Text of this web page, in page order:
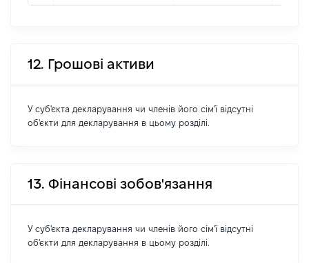
12. Грошові активи
У суб'єкта декларування чи членів його сім'ї відсутні
об'єкти для декларування в цьому розділі.
13. Фінансові зобов'язання
У суб'єкта декларування чи членів його сім'ї відсутні
об'єкти для декларування в цьому розділі.